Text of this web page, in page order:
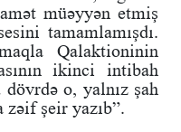
müəyyən etmiş
tamamlamışdı.
Qalaktioninin
ikinci intibah
o, yalnız şah
zəif şeir yazıb”.